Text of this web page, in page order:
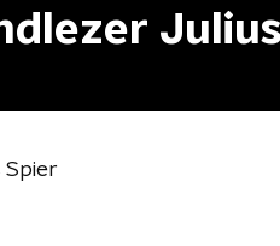
Spier